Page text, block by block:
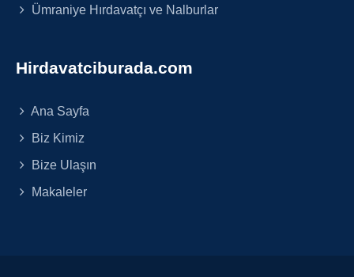
Ümraniye Hırdavatçı ve Nalburlar
Hirdavatciburada.com
Ana Sayfa
Biz Kimiz
Bize Ulaşın
Makaleler